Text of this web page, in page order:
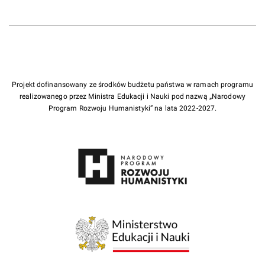
Projekt dofinansowany ze środków budżetu państwa w ramach programu
realizowanego przez Ministra Edukacji i Nauki pod nazwą „Narodowy
Program Rozwoju Humanistyki” na lata 2022-2027.